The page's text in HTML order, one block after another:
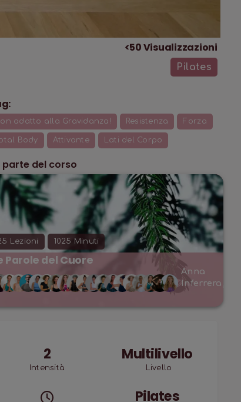
<50Visualizzazioni
Pilates
adatto alla Gravidanza! Resistenza Forza
Body Attivante Lati del Corpo
parte del corso
Lezioni 1025 Minuti
Parole del Cuore
Anna
Inferrera,
2
Intensità
Multilivello
Livello
Pilates